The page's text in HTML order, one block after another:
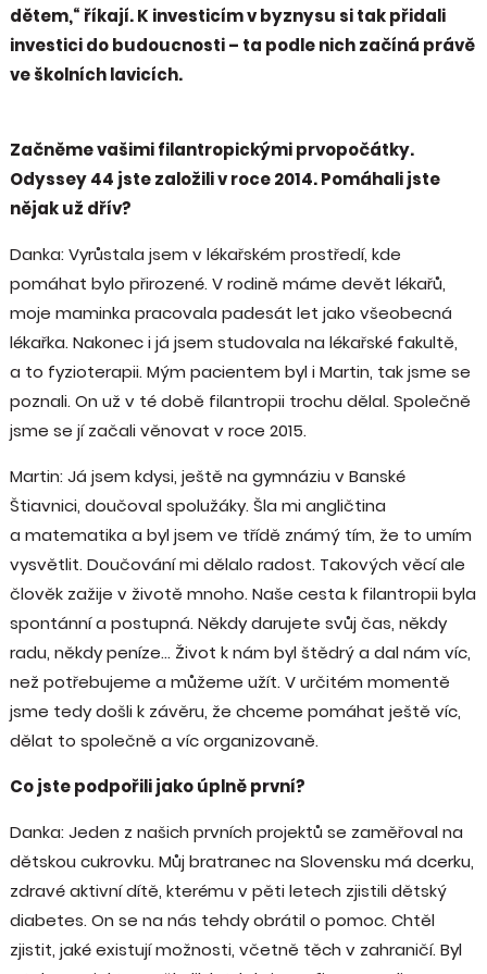
dětem,“ říkají. K investicím v byznysu si tak přidali
investici do budoucnosti – ta podle nich začíná právě
ve školních lavicích.
Začněme vašimi filantropickými prvopočátky.
Odyssey 44 jste založili v roce 2014. Pomáhali jste
nějak už dřív?
Danka: Vyrůstala jsem v lékařském prostředí, kde
pomáhat bylo přirozené. V rodině máme devět lékařů,
moje maminka pracovala padesát let jako všeobecná
lékařka. Nakonec i já jsem studovala na lékařské fakultě,
a to fyzioterapii. Mým pacientem byl i Martin, tak jsme se
poznali. On už v té době filantropii trochu dělal. Společně
jsme se jí začali věnovat v roce 2015.
Martin: Já jsem kdysi, ještě na gymnáziu v Banské
Štiavnici, doučoval spolužáky. Šla mi angličtina
a matematika a byl jsem ve třídě známý tím, že to umím
vysvětlit. Doučování mi dělalo radost. Takových věcí ale
člověk zažije v životě mnoho. Naše cesta k filantropii byla
spontánní a postupná. Někdy darujete svůj čas, někdy
radu, někdy peníze… Život k nám byl štědrý a dal nám víc,
než potřebujeme a můžeme užít. V určitém momentě
jsme tedy došli k závěru, že chceme pomáhat ještě víc,
dělat to společně a víc organizovaně.
Co jste podpořili jako úplně první?
Danka: Jeden z našich prvních projektů se zaměřoval na
dětskou cukrovku. Můj bratranec na Slovensku má dcerku,
zdravé aktivní dítě, kterému v pěti letech zjistili dětský
diabetes. On se na nás tehdy obrátil o pomoc. Chtěl
zjistit, jaké existují možnosti, včetně těch v zahraničí. Byl